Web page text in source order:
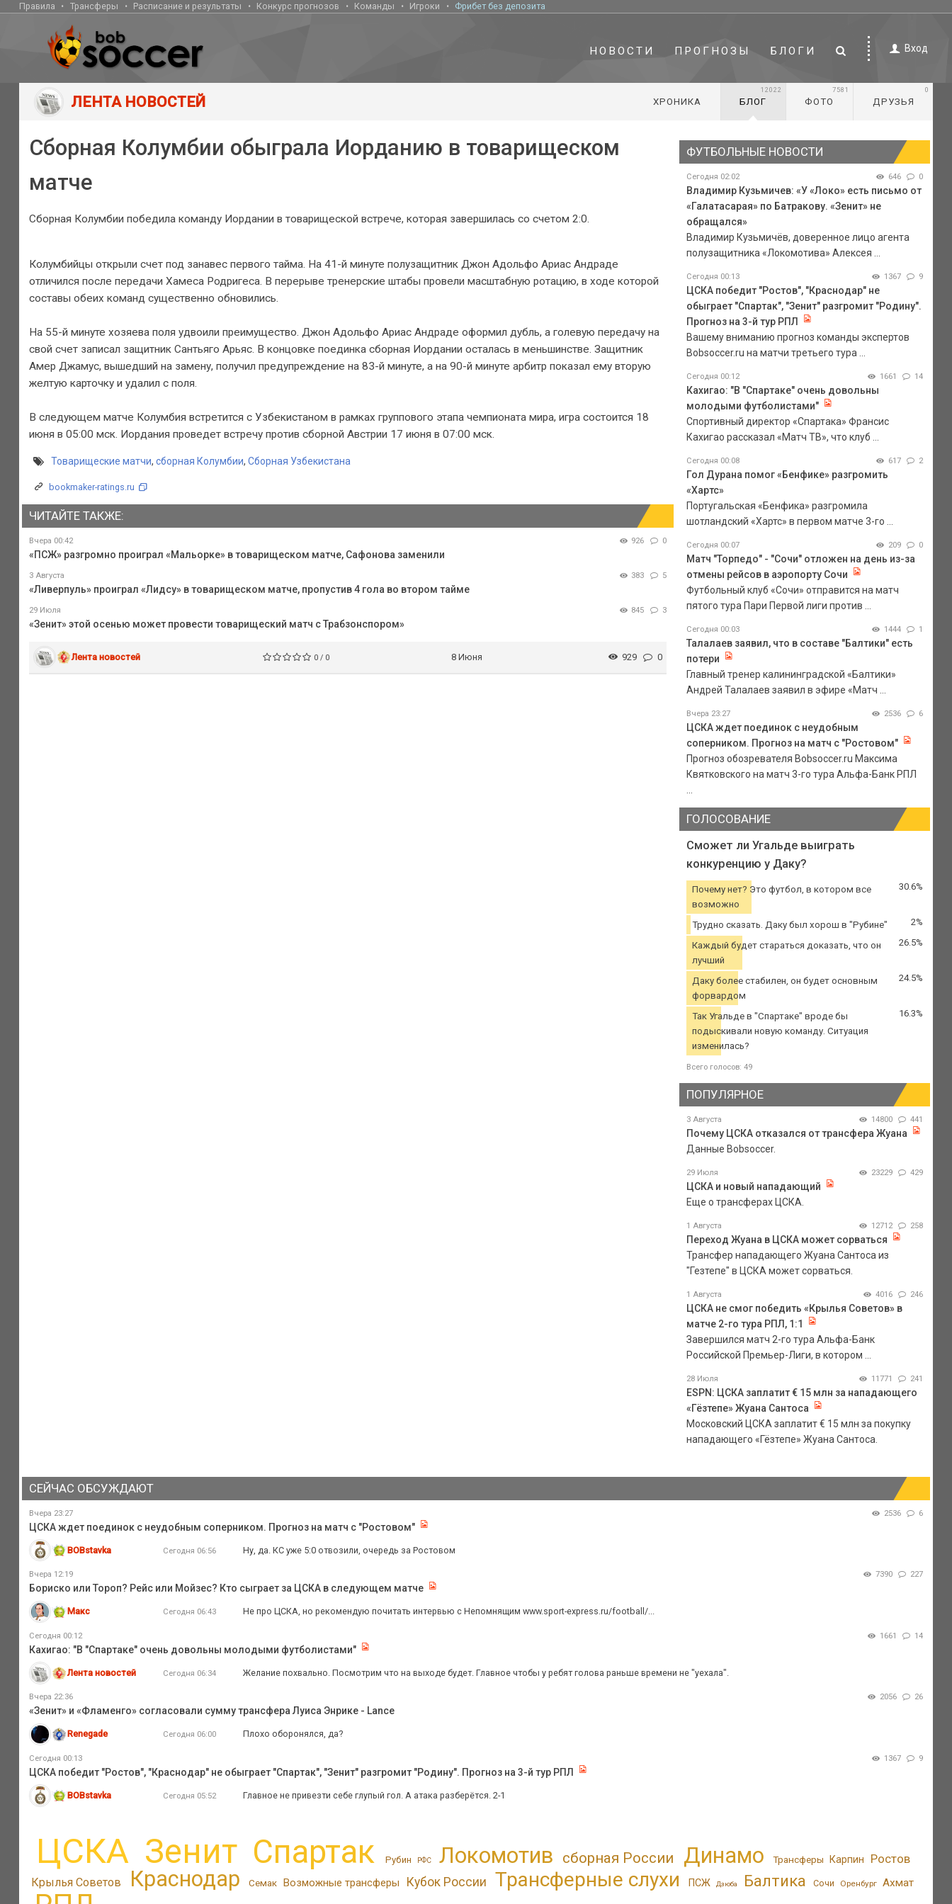
Правила Трансферы Расписание и результаты Конкурс прогнозов Команды Игроки Фрибет без депозита
НОВОСТИ ПРОГНОЗЫ БЛОГИ Вход
ЛЕНТА НОВОСТЕЙ ХРОНИКА БЛОГ
12022
ФОТО
7581
ДРУЗЬЯ
0
Сборная Колумбии обыграла Иорданию в товарищеском
матче
Сборная Колумбии победила команду Иордании в товарищеской встрече, которая завершилась со счетом 2:0.
Колумбийцы открыли счет под занавес первого тайма. На 41-й минуте полузащитник Джон Адольфо Ариас Андраде
отличился после передачи Хамеса Родригеса. В перерыве тренерские штабы провели масштабную ротацию, в ходе которой
составы обеих команд существенно обновились.
На 55-й минуте хозяева поля удвоили преимущество. Джон Адольфо Ариас Андраде оформил дубль, а голевую передачу на
свой счет записал защитник Сантьяго Арьяс. В концовке поединка сборная Иордании осталась в меньшинстве. Защитник
Амер Джамус, вышедший на замену, получил предупреждение на 83-й минуте, а на 90-й минуте арбитр показал ему вторую
желтую карточку и удалил с поля.
В следующем матче Колумбия встретится с Узбекистаном в рамках группового этапа чемпионата мира, игра состоится 18
июня в 05:00 мск. Иордания проведет встречу против сборной Австрии 17 июня в 07:00 мск.
Товарищеские матчи, сборная Колумбии, Сборная Узбекистана
bookmaker-ratings.ru
ЧИТАЙТЕ ТАКЖЕ:
Вчера 00:42 926 0
«ПСЖ» разгромно проиграл «Мальорке» в товарищеском матче, Сафонова заменили
3 Августа 383 5
«Ливерпуль» проиграл «Лидсу» в товарищеском матче, пропустив 4 гола во втором тайме
29 Июля 845 3
«Зенит» этой осенью может провести товарищеский матч с Трабзонспором»
Лента новостей 0 / 0 8 Июня 929 0
ФУТБОЛЬНЫЕ НОВОСТИ
Сегодня 02:02 646 0
Владимир Кузьмичев: «У «Локо» есть письмо от
«Галатасарая» по Батракову. «Зенит» не
обращался»
Владимир Кузьмичёв, доверенное лицо агента
полузащитника «Локомотива» Алексея ...
Сегодня 00:13 1367 9
ЦСКА победит "Ростов", "Краснодар" не
обыграет "Спартак", "Зенит" разгромит "Родину".
Прогноз на 3-й тур РПЛ
Вашему вниманию прогноз команды экспертов
Bobsoccer.ru на матчи третьего тура ...
Сегодня 00:12 1661 14
Кахигао: "В "Спартаке" очень довольны
молодыми футболистами"
Спортивный директор «Спартака» Франсис
Кахигао рассказал «Матч ТВ», что клуб ...
Сегодня 00:08 617 2
Гол Дурана помог «Бенфике» разгромить
«Хартс»
Португальская «Бенфика» разгромила
шотландский «Хартс» в первом матче 3-го ...
Сегодня 00:07 209 0
Матч "Торпедо" - "Сочи" отложен на день из-за
отмены рейсов в аэропорту Сочи
Футбольный клуб «Сочи» отправится на матч
пятого тура Пари Первой лиги против ...
Сегодня 00:03 1444 1
Талалаев заявил, что в составе "Балтики" есть
потери
Главный тренер калининградской «Балтики»
Андрей Талалаев заявил в эфире «Матч ...
Вчера 23:27 2536 6
ЦСКА ждет поединок с неудобным
соперником. Прогноз на матч с "Ростовом"
Прогноз обозревателя Bobsoccer.ru Максима
Квятковского на матч 3-го тура Альфа-Банк РПЛ
ГОЛОСОВАНИЕ
Сможет ли Угальде выиграть
конкуренцию у Даку?
Почему нет? Это футбол, в котором все
возможно
30.6%
Трудно сказать. Даку был хорош в "Рубине" 2%
Каждый будет стараться доказать, что он
лучший
26.5%
Даку более стабилен, он будет основным
форвардом
24.5%
Так Угальде в "Спартаке" вроде бы
подыскивали новую команду. Ситуация
изменилась?
16.3%
Всего голосов: 49
ПОПУЛЯРНОЕ
3 Августа 14800 441
Почему ЦСКА отказался от трансфера Жуана
Данные Bobsoccer.
29 Июля 23229 429
ЦСКА и новый нападающий
Еще о трансферах ЦСКА.
1 Августа 12712 258
Переход Жуана в ЦСКА может сорваться
Трансфер нападающего Жуана Сантоса из
"Гезтепе" в ЦСКА может сорваться.
1 Августа 4016 246
ЦСКА не смог победить «Крылья Советов» в
матче 2-го тура РПЛ, 1:1
Завершился матч 2-го тура Альфа-Банк
Российской Премьер-Лиги, в котором ...
28 Июля 11771 241
ESPN: ЦСКА заплатит € 15 млн за нападающего
«Гёзтепе» Жуана Сантоса
Московский ЦСКА заплатит € 15 млн за покупку
нападающего «Гёзтепе» Жуана Сантоса.
СЕЙЧАС ОБСУЖДАЮТ
Вчера 23:27 2536 6
ЦСКА ждет поединок с неудобным соперником. Прогноз на матч с "Ростовом"
BOBstavka Сегодня 06:56 Ну, да. КС уже 5:0 отвозили, очередь за Ростовом
Вчера 12:19 7390 227
Бориско или Тороп? Рейс или Мойзес? Кто сыграет за ЦСКА в следующем матче
Макс Сегодня 06:43 Не про ЦСКА, но рекомендую почитать интервью с Непомнящим www.sport-express.ru/football/...
Сегодня 00:12 1661 14
Кахигао: "В "Спартаке" очень довольны молодыми футболистами"
Лента новостей Сегодня 06:34 Желание похвально. Посмотрим что на выходе будет. Главное чтобы у ребят голова раньше времени не "уехала".
Вчера 22:36 2056 26
«Зенит» и «Фламенго» согласовали сумму трансфера Луиса Энрике - Lance
Renegade Сегодня 06:00 Плохо оборонялся, да?
Сегодня 00:13 1367 9
ЦСКА победит "Ростов", "Краснодар" не обыграет "Спартак", "Зенит" разгромит "Родину". Прогноз на 3-й тур РПЛ
BOBstavka Сегодня 05:52 Главное не привезти себе глупый гол. А атака разберётся. 2-1
ЦСКА Зенит Спартак Рубин РФС Локомотив сборная России Динамо Трансферы Карпин Ростов
Крылья Советов Краснодар Семак Возможные трансферы Кубок России Трансферные слухи ПСЖ Дзюба Балтика Сочи Оренбург Ахмат